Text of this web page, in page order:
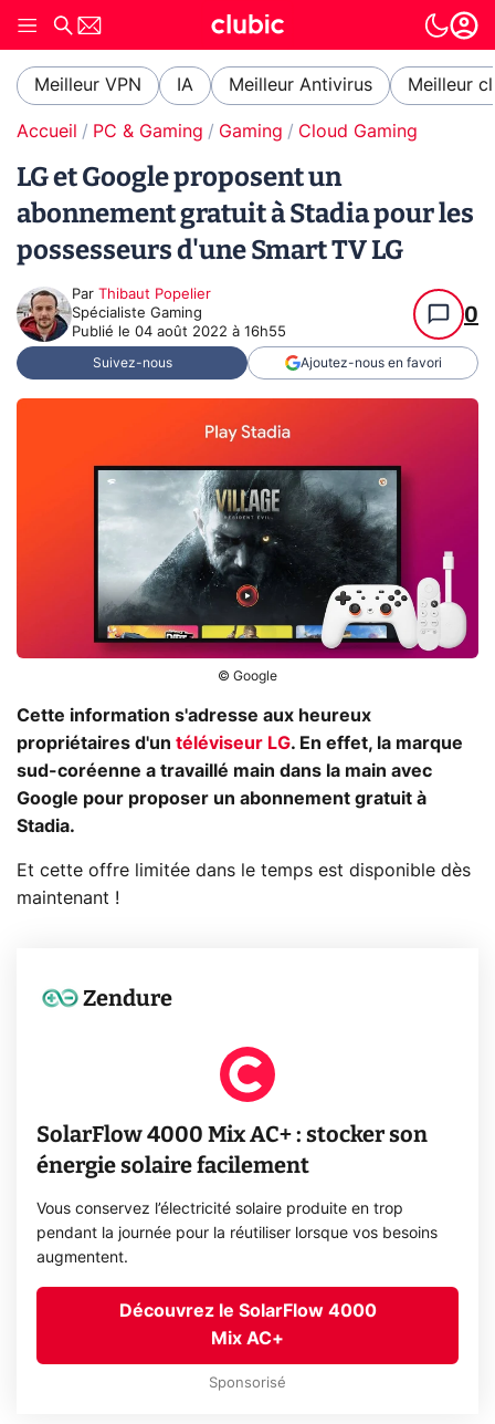
Meilleur VPN IA Meilleur Antivirus Meilleur
Accueil PC & Gaming Gaming Cloud Gaming
LG et Google proposent un
abonnement gratuit à Stadia pour les
possesseurs d'une Smart TV LG
Par Thibaut Popelier
Spécialiste Gaming
Publié le 04 août 2022 à 16h55
0
Suivez-nous Ajoutez-nous en favori
© Google
Cette information s'adresse aux heureux
propriétaires d'un téléviseur LG. En effet, la marque
sud-coréenne a travaillé main dans la main avec
Google pour proposer un abonnement gratuit à
Stadia.
Et cette offre limitée dans le temps est disponible dès
maintenant !
Zendure
SolarFlow 4000 Mix AC+ : stocker son
énergie solaire facilement
Vous conservez l’électricité solaire produite en trop
pendant la journée pour la réutiliser lorsque vos besoins
augmentent.
Découvrez le SolarFlow 4000
Mix AC+
Sponsorisé